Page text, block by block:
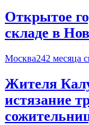
Открытое
складе в
Москва242 месяца
Жителя
истязание